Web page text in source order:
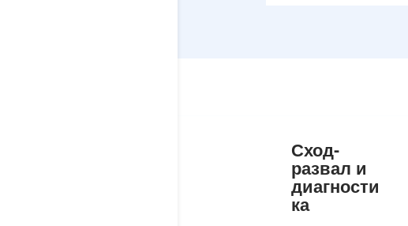
Сход-
развал и
диагности
ка